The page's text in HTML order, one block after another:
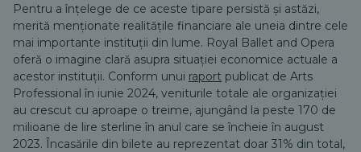
Pentru a înțelege de ce aceste tipare persistă și astăzi,
merită menționate realitățile financiare ale uneia dintre cele
mai importante instituții din lume. Royal Ballet and Opera
oferă o imagine clară asupra situației economice actuale a
acestor instituții. Conform unui raport publicat de Arts
Professional în iunie 2024, veniturile totale ale organizației
au crescut cu aproape o treime, ajungând la peste 170 de
milioane de lire sterline în anul care se încheie în august
2023. Încasările din bilete au reprezentat doar 31% din total,